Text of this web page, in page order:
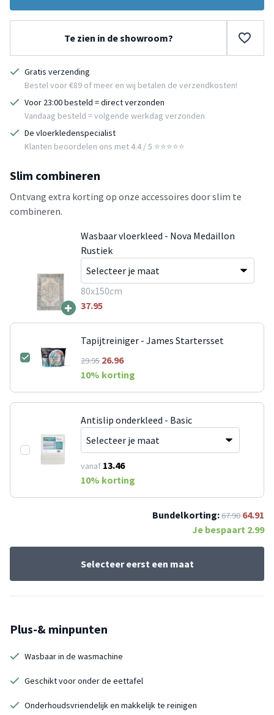
Te zien in de showroom?
Gratis verzending
Bestel voor €89 of meer en wij betalen de verzendkosten!
Voor 23:00 besteld = direct verzonden
Vandaag besteld = volgende werkdag verzonden
De vloerkledenspecialist
Klanten beoordelen ons met 4.4 / 5 ⭐⭐⭐⭐⭐
Slim combineren
Ontvang extra korting op onze accessoires door slim te
combineren.
+
Wasbaar vloerkleed - Nova Medaillon
Rustiek
80x150cm
37.95
Tapijtreiniger - James Startersset
29.9526.96
10% korting
Antislip onderkleed - Basic
vanaf 13.46
10% korting
Bundelkorting:67.90 64.91
Je bespaart 2.99
Selecteer eerst een maat
Plus-& minpunten
Wasbaar in de wasmachine
Geschikt voor onder de eettafel
Onderhoudsvriendelijk en makkelijk te reinigen